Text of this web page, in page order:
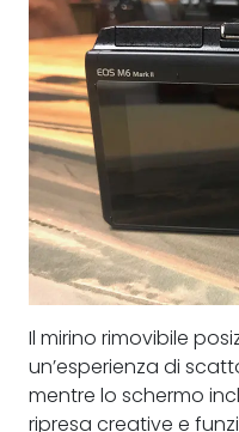
Il mirino rimovibile
un’esperienza di
mentre lo schermo
ripresa creative e